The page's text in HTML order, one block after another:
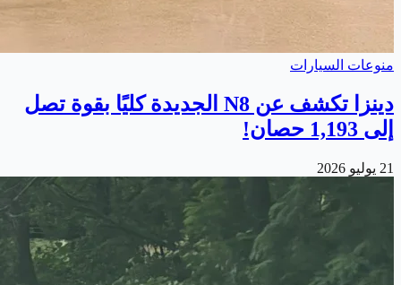
منوعات السيارات
دينزا تكشف عن N8 الجديدة كليًا بقوة تصل
إلى 1,193 حصان!
21 يوليو 2026